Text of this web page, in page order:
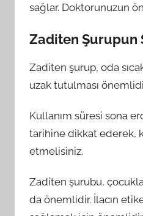
sağlar. Doktorunuzun
Zaditen Şurupun
Zaditen şurup, oda
uzak tutulması
Kullanım süresi sona
tarihine dikkat ederek,
etmelisiniz.
Zaditen şurubu,
da önemlidir. İlacın